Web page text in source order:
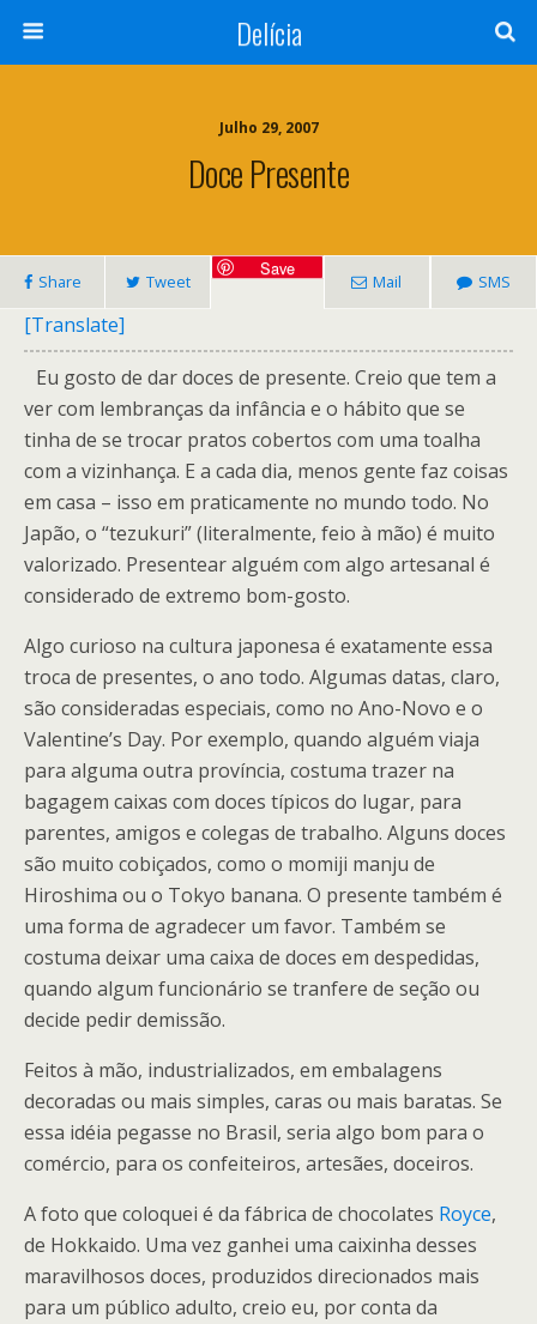
Delícia
Julho 29, 2007
Doce Presente
Share Tweet
Save
Mail SMS
[Translate]
Eu gosto de dar doces de presente. Creio que tem a
ver com lembranças da infância e o hábito que se
tinha de se trocar pratos cobertos com uma toalha
com a vizinhança. E a cada dia, menos gente faz coisas
em casa – isso em praticamente no mundo todo. No
Japão, o “tezukuri” (literalmente, feio à mão) é muito
valorizado. Presentear alguém com algo artesanal é
considerado de extremo bom-gosto.
Algo curioso na cultura japonesa é exatamente essa
troca de presentes, o ano todo. Algumas datas, claro,
são consideradas especiais, como no Ano-Novo e o
Valentine’s Day. Por exemplo, quando alguém viaja
para alguma outra província, costuma trazer na
bagagem caixas com doces típicos do lugar, para
parentes, amigos e colegas de trabalho. Alguns doces
são muito cobiçados, como o momiji manju de
Hiroshima ou o Tokyo banana. O presente também é
uma forma de agradecer um favor. Também se
costuma deixar uma caixa de doces em despedidas,
quando algum funcionário se tranfere de seção ou
decide pedir demissão.
Feitos à mão, industrializados, em embalagens
decoradas ou mais simples, caras ou mais baratas. Se
essa idéia pegasse no Brasil, seria algo bom para o
comércio, para os confeiteiros, artesães, doceiros.
A foto que coloquei é da fábrica de chocolates Royce,
de Hokkaido. Uma vez ganhei uma caixinha desses
maravilhosos doces, produzidos direcionados mais
para um público adulto, creio eu, por conta da